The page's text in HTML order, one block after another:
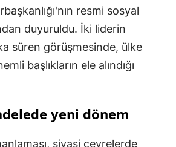
resmi sosyal
duyuruldu. İki liderin
süren görüşmesinde, ülke
başlıkların ele alındığı
yeni dönem
siyasi çevrelerde